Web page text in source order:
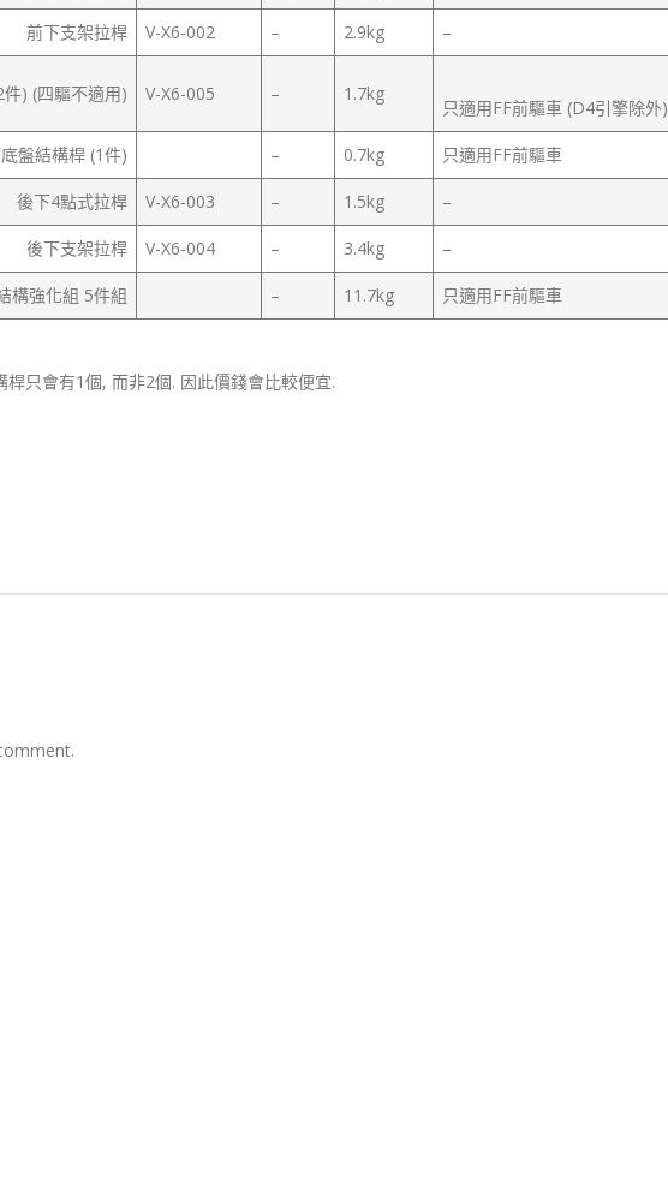
前下支架拉桿 V-X6-002 – 2.9kg –
) (四驅不適用) V-X6-005 – 1.7kg
只適用FF前驅車 (D4引擎除外)
盤結構桿 (1件) – 0.7kg 只適用FF前驅車
後下4點式拉桿 V-X6-003 – 1.5kg –
後下支架拉桿 V-X6-004 – 3.4kg –
構強化組 5件組 – 11.7kg 只適用FF前驅車
只會有1個, 而非2個. 因此價錢會比較便宜.